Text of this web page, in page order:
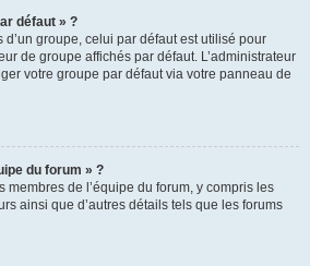
défaut » ?
groupe, celui par défaut est utilisé pour
de groupe affichés par défaut. L’administrateur
votre groupe par défaut via votre panneau de
du forum » ?
membres de l’équipe du forum, y compris les
ainsi que d’autres détails tels que les forums